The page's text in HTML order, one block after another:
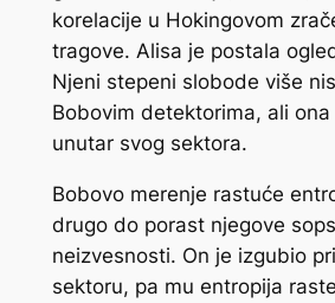
korelacije u Hokingovom
tragove. Alisa je postala
Njeni stepeni slobode više
Bobovim detektorima, ali
unutar svog sektora.
Bobovo merenje rastuće
drugo do porast njegove
neizvesnosti. On je izgubio
sektoru, pa mu entropija